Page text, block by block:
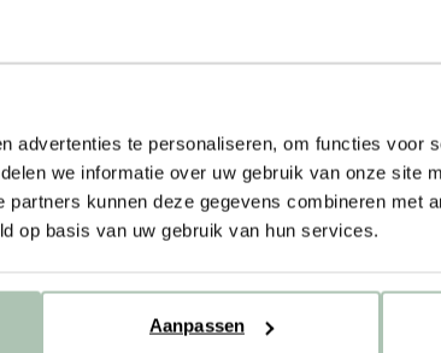
advertenties te personaliseren, om functies voor
we informatie over uw gebruik van onze site
partners kunnen deze gegevens combineren met
op basis van uw gebruik van hun services.
Aanpassen
Marquis hocker Artic
30Kleuren